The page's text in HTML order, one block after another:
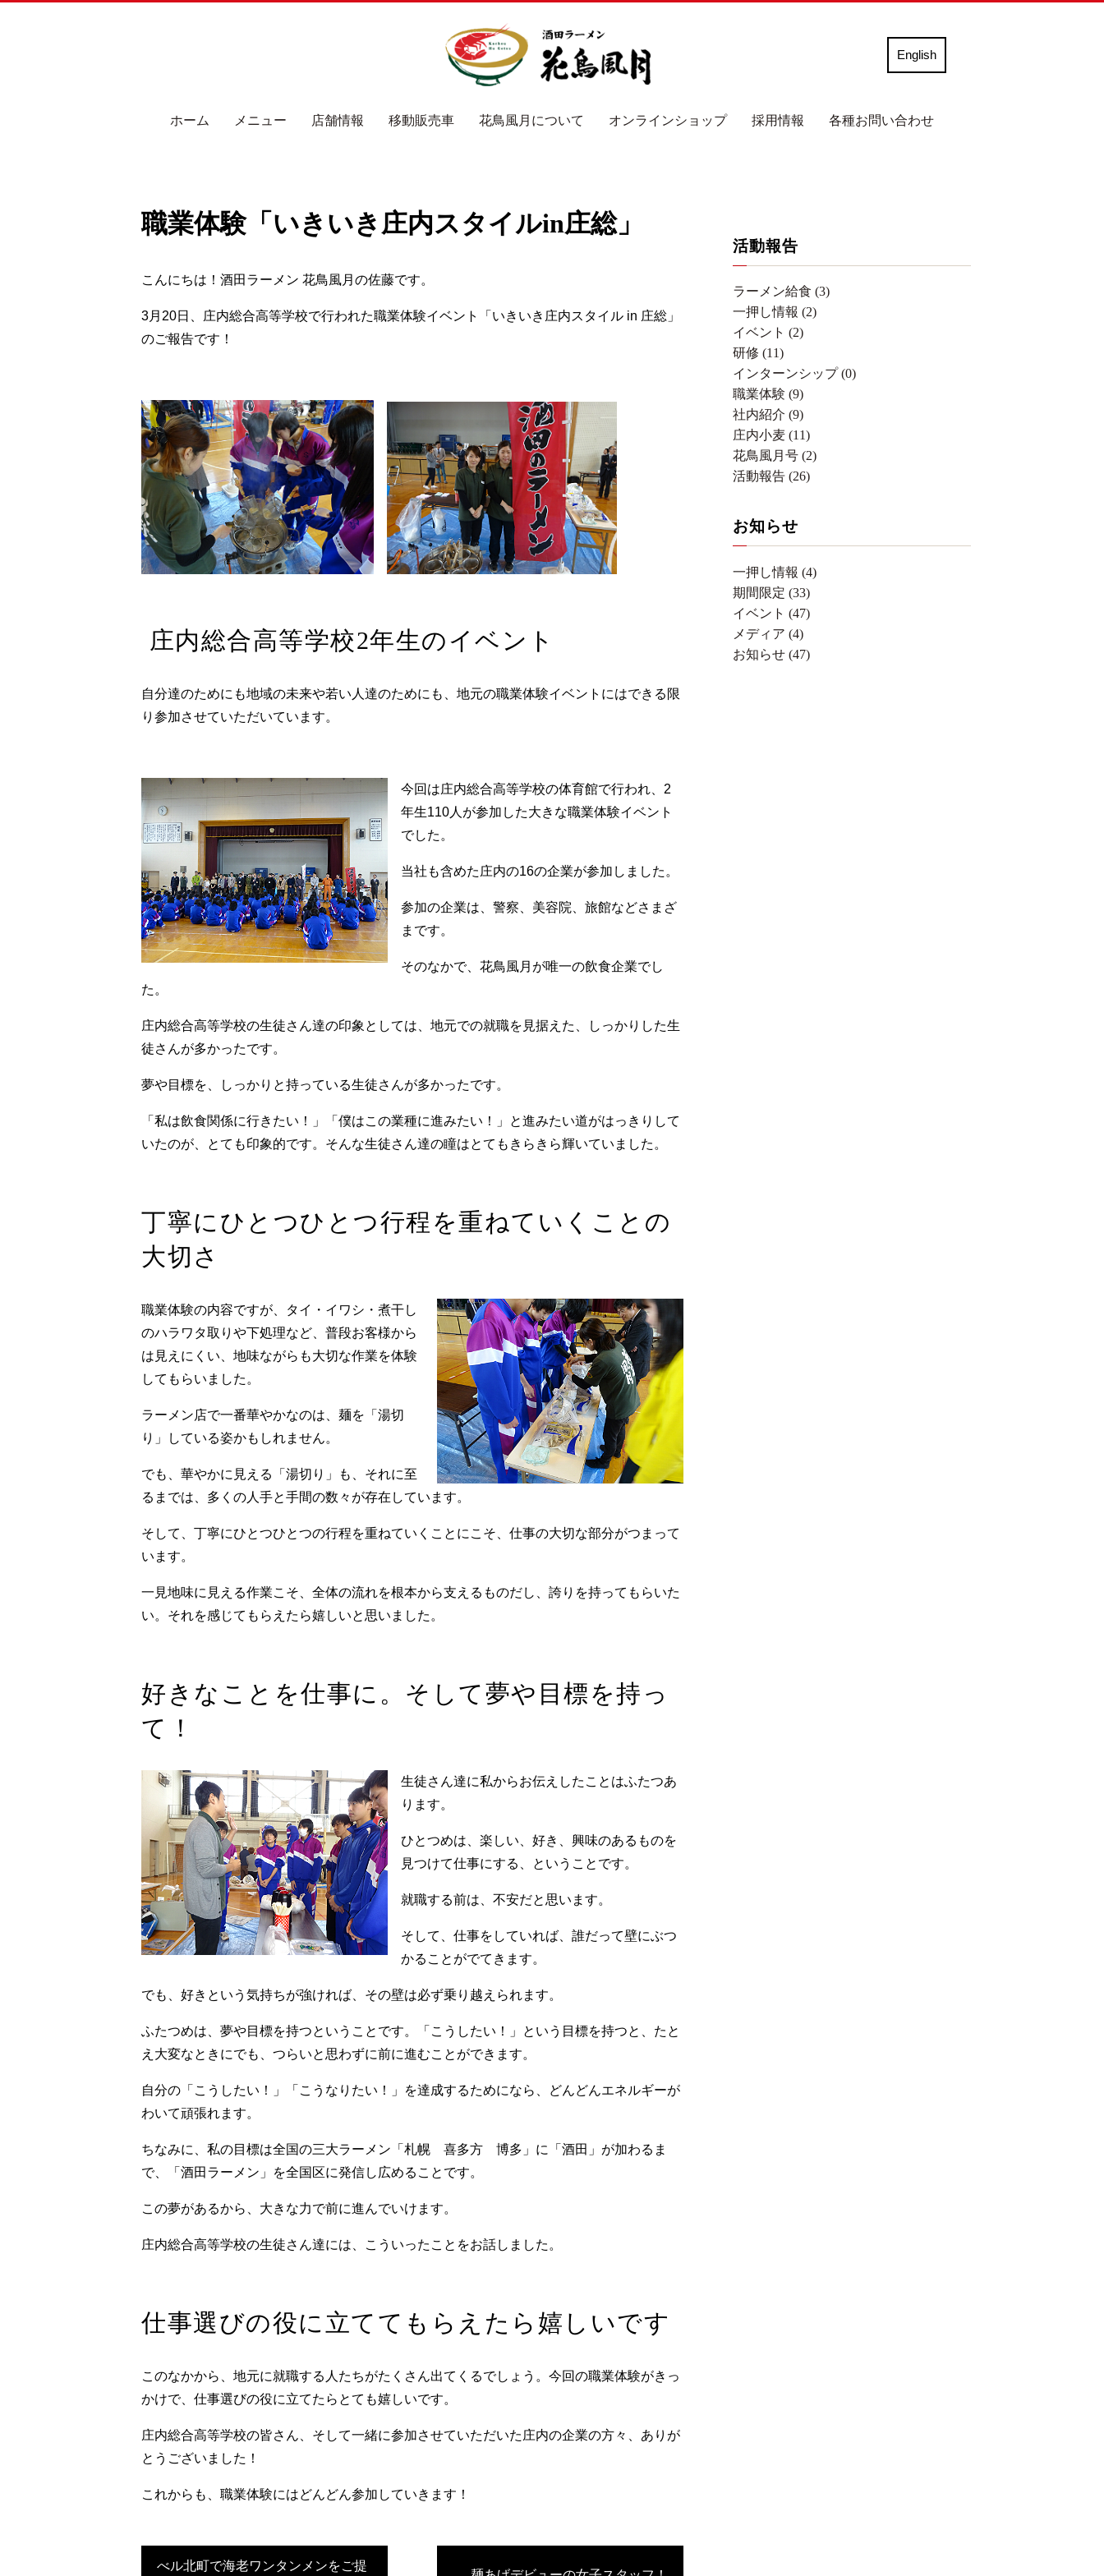
English
ホーム メニュー 店舗情報 移動販売車 花鳥風月について オンラインショップ 採用情報 各種お問い合わせ
職業体験「いきいき庄内スタイルin庄総」
こんにちは！酒田ラーメン 花鳥風月の佐藤です。
3月20日、庄内総合高等学校で行われた職業体験イベント「いきいき庄内スタイル in 庄総」
のご報告です！
庄内総合高等学校2年生のイベント
自分達のためにも地域の未来や若い人達のためにも、地元の職業体験イベントにはできる限
り参加させていただいています。
今回は庄内総合高等学校の体育館で行われ、2
年生110人が参加した大きな職業体験イベント
でした。
当社も含めた庄内の16の企業が参加しました。
参加の企業は、警察、美容院、旅館などさまざ
まです。
そのなかで、花鳥風月が唯一の飲食企業でし
た。
庄内総合高等学校の生徒さん達の印象としては、地元での就職を見据えた、しっかりした生
徒さんが多かったです。
夢や目標を、しっかりと持っている生徒さんが多かったです。
「私は飲食関係に行きたい！」「僕はこの業種に進みたい！」と進みたい道がはっきりして
いたのが、とても印象的です。そんな生徒さん達の瞳はとてもきらきら輝いていました。
丁寧にひとつひとつ行程を重ねていくことの
大切さ
職業体験の内容ですが、タイ・イワシ・煮干し
のハラワタ取りや下処理など、普段お客様から
は見えにくい、地味ながらも大切な作業を体験
してもらいました。
ラーメン店で一番華やかなのは、麺を「湯切
り」している姿かもしれません。
でも、華やかに見える「湯切り」も、それに至
るまでは、多くの人手と手間の数々が存在しています。
そして、丁寧にひとつひとつの行程を重ねていくことにこそ、仕事の大切な部分がつまって
います。
一見地味に見える作業こそ、全体の流れを根本から支えるものだし、誇りを持ってもらいた
い。それを感じてもらえたら嬉しいと思いました。
好きなことを仕事に。そして夢や目標を持っ
て！
生徒さん達に私からお伝えしたことはふたつあ
ります。
ひとつめは、楽しい、好き、興味のあるものを
見つけて仕事にする、ということです。
就職する前は、不安だと思います。
そして、仕事をしていれば、誰だって壁にぶつ
かることがでてきます。
でも、好きという気持ちが強ければ、その壁は必ず乗り越えられます。
ふたつめは、夢や目標を持つということです。「こうしたい！」という目標を持つと、たと
え大変なときにでも、つらいと思わずに前に進むことができます。
自分の「こうしたい！」「こうなりたい！」を達成するためになら、どんどんエネルギーが
わいて頑張れます。
ちなみに、私の目標は全国の三大ラーメン「札幌 喜多方 博多」に「酒田」が加わるま
で、「酒田ラーメン」を全国区に発信し広めることです。
この夢があるから、大きな力で前に進んでいけます。
庄内総合高等学校の生徒さん達には、こういったことをお話しました。
仕事選びの役に立ててもらえたら嬉しいです
このなかから、地元に就職する人たちがたくさん出てくるでしょう。今回の職業体験がきっ
かけで、仕事選びの役に立てたらとても嬉しいです。
庄内総合高等学校の皆さん、そして一緒に参加させていただいた庄内の企業の方々、ありが
とうございました！
これからも、職業体験にはどんどん参加していきます！
べル北町で海老ワンタンメンをご提
活動報告
ラーメン給食 (3)
一押し情報 (2)
イベント (2)
研修 (11)
インターンシップ (0)
職業体験 (9)
社内紹介 (9)
庄内小麦 (11)
花鳥風月号 (2)
活動報告 (26)
お知らせ
一押し情報 (4)
期間限定 (33)
イベント (47)
メディア (4)
お知らせ (47)